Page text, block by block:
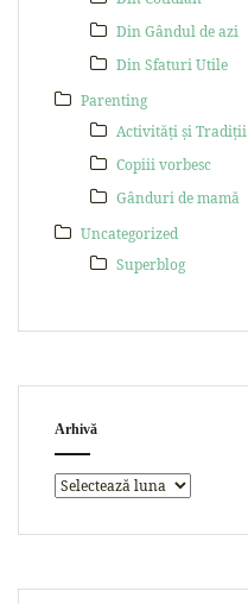
Din Gândul de azi
Din Sfaturi Utile
Parenting
Activități și Tradiții
Copiii vorbesc
Gânduri de mamă
Uncategorized
Superblog
Arhivă